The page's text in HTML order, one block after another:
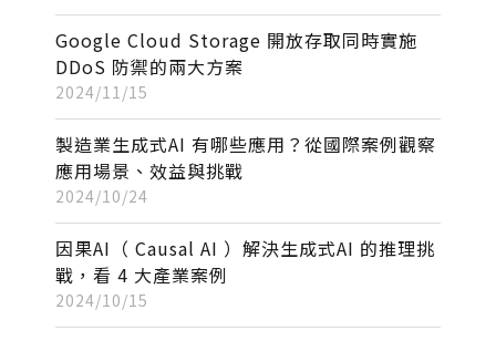
Google Cloud Storage 開放存取同時實施
DDoS 防禦的兩大方案
2024/11/15
製造業生成式AI 有哪些應用？從國際案例觀察
應用場景、效益與挑戰
2024/10/24
因果AI（ Causal AI ）解決生成式AI 的推理挑
戰，看 4 大產業案例
2024/10/15